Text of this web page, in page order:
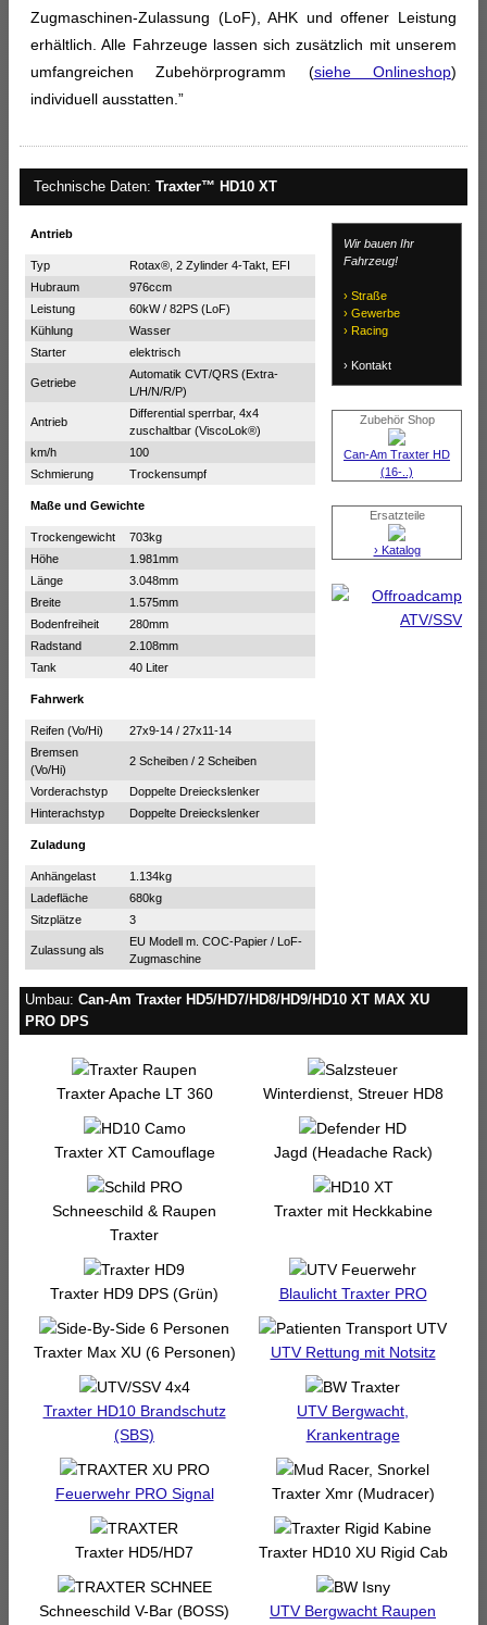
Zugmaschinen-Zulassung (LoF), AHK und offener Leistung
erhältlich. Alle Fahrzeuge lassen sich zusätzlich mit unserem
umfangreichen Zubehörprogramm (siehe Onlineshop)
individuell ausstatten.”
Technische Daten: Traxter™ HD10 XT
Antrieb
Typ
Rotax®, 2 Zylinder 4-Takt, EFI
Hubraum
976ccm
Leistung
60kW / 82PS (LoF)
Kühlung
Wasser
Starter
elektrisch
Getriebe
Automatik CVT/QRS (Extra-
L/H/N/R/P)
Antrieb
Differential sperrbar, 4x4
zuschaltbar (ViscoLok®)
km/h
100
Schmierung
Trockensumpf
Maße und Gewichte
Trockengewicht
703kg
Höhe
1.981mm
Länge
3.048mm
Breite
1.575mm
Bodenfreiheit
280mm
Radstand
2.108mm
Tank
40 Liter
Fahrwerk
Reifen (Vo/Hi)
27x9-14 / 27x11-14
Bremsen
(Vo/Hi)
2 Scheiben / 2 Scheiben
Vorderachstyp
Doppelte Dreieckslenker
Hinterachstyp
Doppelte Dreieckslenker
Zuladung
Anhängelast
1.134kg
Ladefläche
680kg
Sitzplätze
3
Zulassung als
EU Modell m. COC-Papier / LoF-
Zugmaschine
Wir bauen Ihr
Fahrzeug!
› Straße
› Gewerbe
› Racing
› Kontakt
Zubehör Shop
Can-Am Traxter HD
(16-..)
Ersatzteile
› Katalog
Umbau: Can-Am Traxter HD5/HD7/HD8/HD9/HD10 XT MAX XU
PRO DPS
Traxter Apache LT 360 Winterdienst, Streuer HD8
Traxter XT Camouflage Jagd (Headache Rack)
Schneeschild & Raupen
Traxter
Traxter mit Heckkabine
Traxter HD9 DPS (Grün) Blaulicht Traxter PRO
Traxter Max XU (6 Personen) UTV Rettung mit Notsitz
Traxter HD10 Brandschutz
(SBS)
UTV Bergwacht,
Krankentrage
Feuerwehr PRO Signal Traxter Xmr (Mudracer)
Traxter HD5/HD7 Traxter HD10 XU Rigid Cab
Schneeschild V-Bar (BOSS) UTV Bergwacht Raupen